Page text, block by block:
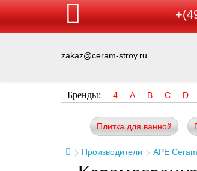
zakaz@ceram-stroy.ru
Бренды: 4 A B C D
Плитка для ванной
Производители APE